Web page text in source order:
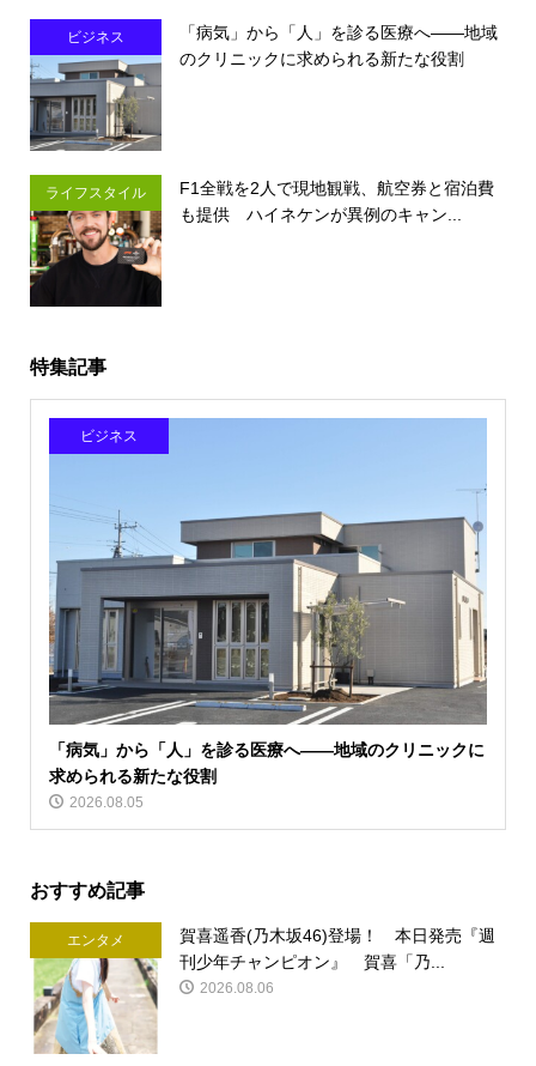
ビジネス
「病気」から「人」を診る医療へ――地域
のクリニックに求められる新たな役割
ライフスタイル
F1全戦を2人で現地観戦、航空券と宿泊費
も提供 ハイネケンが異例のキャン...
特集記事
ビジネス
「病気」から「人」を診る医療へ――地域のクリニックに
求められる新たな役割
2026.08.05
おすすめ記事
エンタメ
賀喜遥香(乃木坂46)登場！ 本日発売『週
刊少年チャンピオン』 賀喜「乃...
2026.08.06